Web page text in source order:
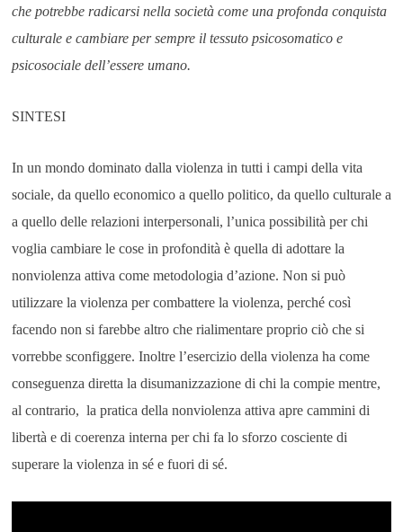
che potrebbe radicarsi nella società come una profonda conquista
culturale e cambiare per sempre il tessuto psicosomatico e
psicosociale dell’essere umano.
SINTESI
In un mondo dominato dalla violenza in tutti i campi della vita
sociale, da quello economico a quello politico, da quello culturale a
a quello delle relazioni interpersonali, l’unica possibilità per chi
voglia cambiare le cose in profondità è quella di adottare la
nonviolenza attiva come metodologia d’azione. Non si può
utilizzare la violenza per combattere la violenza, perché così
facendo non si farebbe altro che rialimentare proprio ciò che si
vorrebbe sconfiggere. Inoltre l’esercizio della violenza ha come
conseguenza diretta la disumanizzazione di chi la compie mentre,
al contrario, la pratica della nonviolenza attiva apre cammini di
libertà e di coerenza interna per chi fa lo sforzo cosciente di
superare la violenza in sé e fuori di sé.